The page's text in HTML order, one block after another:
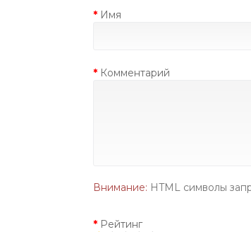
Имя
Комментарий
Внимание: HTML символы
Рейтинг